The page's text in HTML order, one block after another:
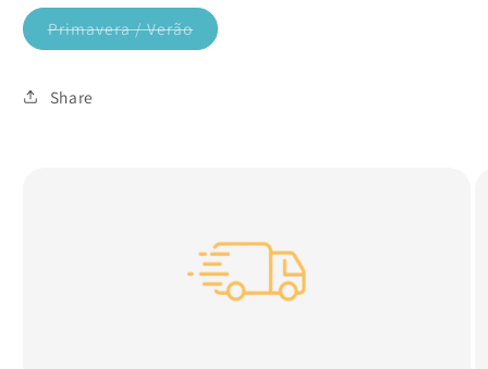
Primavera / Verão
Variante
Share